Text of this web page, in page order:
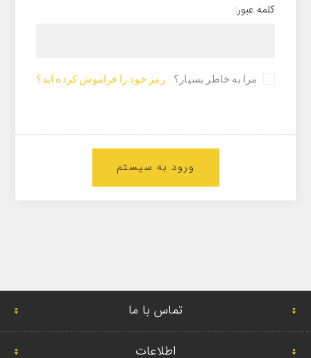
کلمه عبور:
مرا به خاطر بسپار؟ رمز خود را فراموش کرده اید؟
ورود به سیستم
تماس با ما
اطلاعات